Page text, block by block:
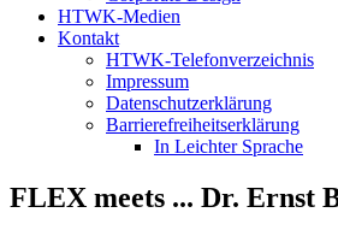
HTWK-Medien
Kontakt
HTWK-Telefonverzeichnis
Impressum
Datenschutzerklärung
Barrierefreiheitserklärung
In Leichter Sprache
FLEX meets ... Dr. Ernst